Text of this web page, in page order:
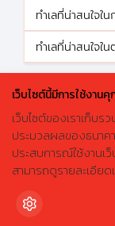
ค้นหาบ้านมือสอง
ลองเปลี่ยนมาใช้
ทำเลที่น่าสนใจใ
ทำเลที่น่าสนใจใ
© 2026
ธนาคารอาคารสงเค
โทรศัพท์: 0-2645-9000
เว็บไซต์นี้มีการใช้งานคุ
เว็บไซต์ของเราเก็บ
ประมวลผลของธนาค
ประสบการณ์ใช้งานเ
สามารถดูรายละเอีย